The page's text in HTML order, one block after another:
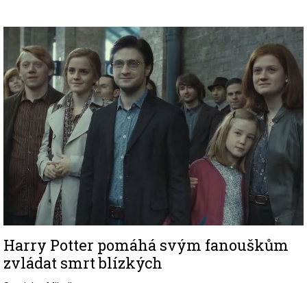
Harry Potter pomáhá svým fanouškům
zvládat smrt blízkých